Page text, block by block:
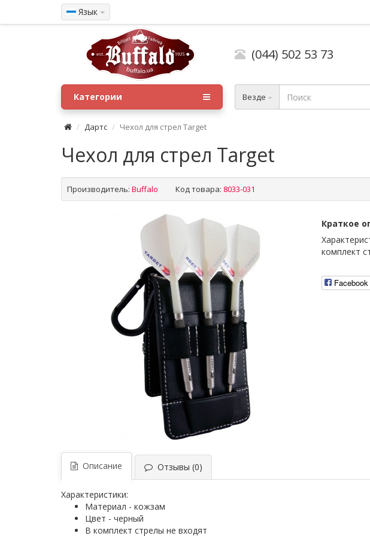
Язык
(044) 502 53 73
Везде
Категории
Дартс Чехол для стрел Target
Чехол для стрел Target
Производитель: Buffalo Код товара: 8033-031
Краткое
комплект
Facebook
Описание Отзывы (0)
Характеристики:
Материал - кожзам
Цвет - черный
В комплект стрелы не входят